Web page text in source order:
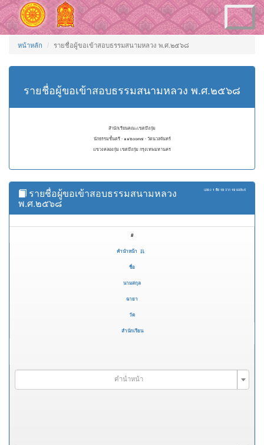
Toggle
navigation
หน้าหลัก รายชื่อผู้ขอเข้าสอบธรรมสนามหลวง พ.ศ.๒๕๖๘
รายชื่อผู้ขอเข้าสอบธรรมสนามหลวง พ.ศ.๒๕๖๘
สำนักเรียนคณะเขตบึงกุ่ม
นักธรรมชั้นตรี - ๑๑๒๐๐๓๗ - วัดนวลจันทร์
แขวงคลองกุ่ม เขตบึงกุ่ม กรุงเทพมหานคร
แสดง 1 ถึง 19 จาก 19 ผลลัพธ์
รายชื่อผู้ขอเข้าสอบธรรมสนามหลวง
พ.ศ.๒๕๖๘
#
คำนำหน้า
ชื่อ
นามสกุล
ฉายา
วัด
สำนักเรียน
คำนำหน้า